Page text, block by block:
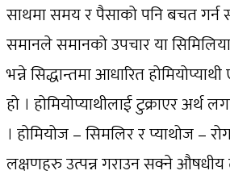
साथमा समय र पैसाको पनि बचत गर्न
समानले समानको उपचार या
भन्ने सिद्धान्तमा आधारित
हो । होमियोप्याथीलाई टुक्राएर अर्थ
। होमियोज – सिमलिर र प्याथोज –
लक्षणहरु उत्पन्न गराउन सक्ने